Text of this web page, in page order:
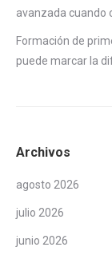
avanzada cuando
Formación de
puede marcar la
Archivos
agosto 2026
julio 2026
junio 2026